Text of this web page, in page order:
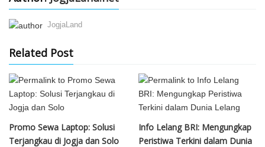
JogjaLand
Related Post
Promo Sewa Laptop: Solusi
Terjangkau di Jogja dan Solo
Info Lelang BRI: Mengungkap
Peristiwa Terkini dalam Dunia